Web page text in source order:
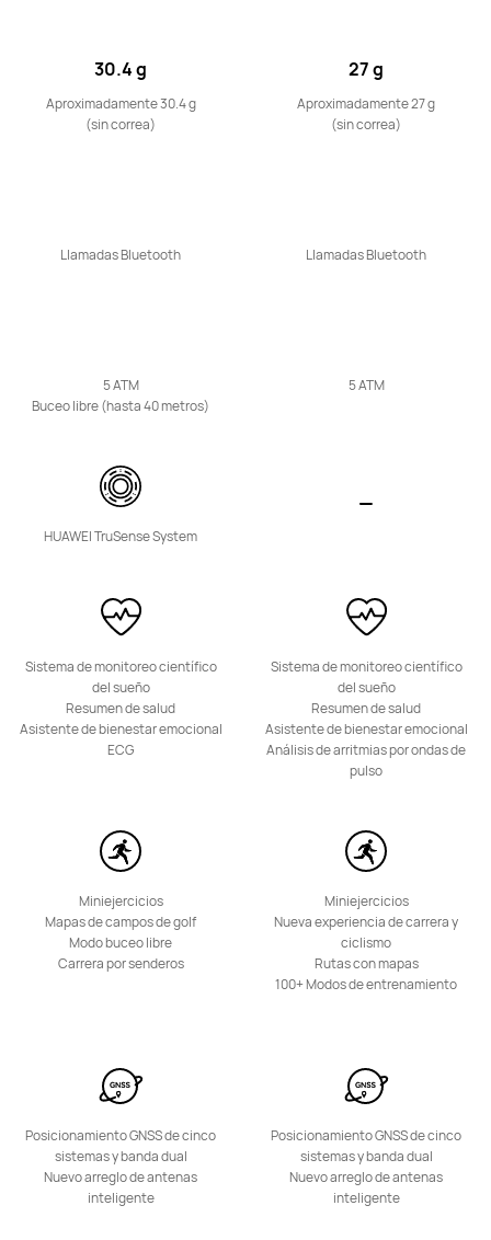
HUAWEI Band 10
Comprar
30.4 g
Aproximadamente 30.4 g
(sin correa)
Llamadas Bluetooth
5 ATM
Buceo libre (hasta 40 metros)
HUAWEI TruSense System
Sistema de monitoreo científico
del sueño
Resumen de salud
Asistente de bienestar emocional
ECG
Miniejercicios
Mapas de campos de golf
Modo buceo libre
Carrera por senderos
Posicionamiento GNSS de cinco
sistemas y banda dual
Nuevo arreglo de antenas
inteligente
27 g
Aproximadamente 27 g
(sin correa)
Llamadas Bluetooth
5 ATM
Sistema de monitoreo científico
del sueño
Resumen de salud
Asistente de bienestar emocional
Análisis de arritmias por ondas de
pulso
Miniejercicios
Nueva experiencia de carrera y
ciclismo
Rutas con mapas
100+ Modos de entrenamiento
Posicionamiento GNSS de cinco
sistemas y banda dual
Nuevo arreglo de antenas
inteligente